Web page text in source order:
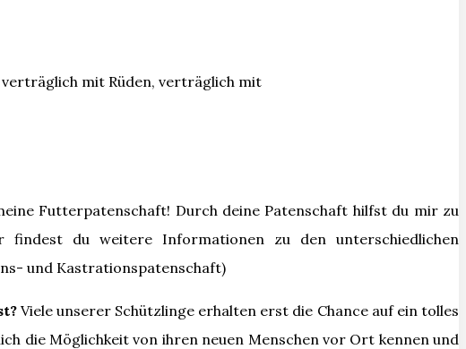
mit Rüden, verträglich mit
Futterpatenschaft! Durch deine Patenschaft hilfst du mir zu
findest du weitere Informationen zu den unterschiedlichen
und Kastrationspatenschaft)
Viele unserer Schützlinge erhalten erst die Chance auf ein tolles
die Möglichkeit von ihren neuen Menschen vor Ort kennen und